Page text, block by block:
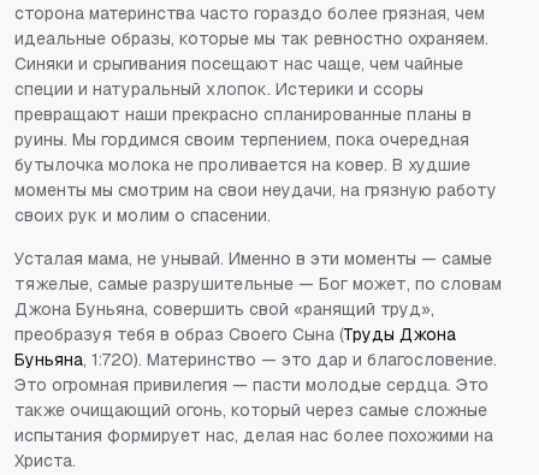
сторона материнства часто гораздо более грязная, чем
идеальные образы, которые мы так ревностно охраняем.
Синяки и срыгивания посещают нас чаще, чем чайные
специи и натуральный хлопок. Истерики и ссоры
превращают наши прекрасно спланированные планы в
руины. Мы гордимся своим терпением, пока очередная
бутылочка молока не проливается на ковер. В худшие
моменты мы смотрим на свои неудачи, на грязную работу
своих рук и молим о спасении.
Усталая мама, не унывай. Именно в эти моменты — самые
тяжелые, самые разрушительные — Бог может, по словам
Джона Буньяна, совершить свой «ранящий труд»,
преобразуя тебя в образ Своего Сына (Труды Джона
Буньяна, 1:720). Материнство — это дар и благословение.
Это огромная привилегия — пасти молодые сердца. Это
также очищающий огонь, который через самые сложные
испытания формирует нас, делая нас более похожими на
Христа.